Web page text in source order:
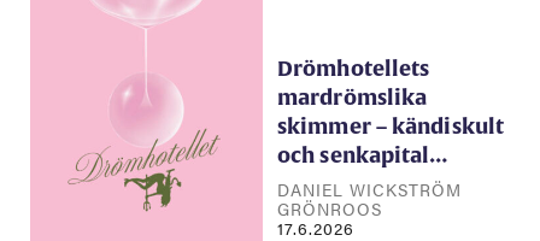
Drömhotellets
mardrömslika
skimmer – kändiskult
och senkapital…
DANIEL WICKSTRÖM
GRÖNROOS
17.6.2026